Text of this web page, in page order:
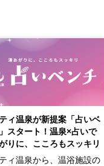
ィ温泉が新提案「占いベ
スタート！温泉×占いで
りに、こころもスッキリ
ィ温泉から、温浴施設の